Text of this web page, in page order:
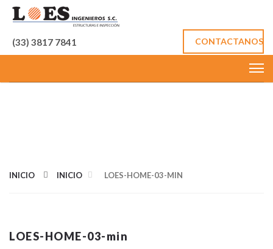
(33) 3817 7841 CONTACTANOS
INICIO INICIO LOES-HOME-03-MIN
LOES-HOME-03-min